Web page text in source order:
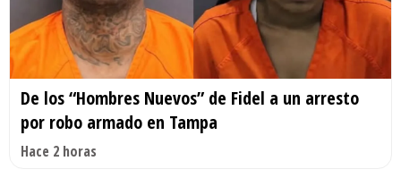
De los “Hombres Nuevos” de Fidel a un arresto
por robo armado en Tampa
Hace 2 horas